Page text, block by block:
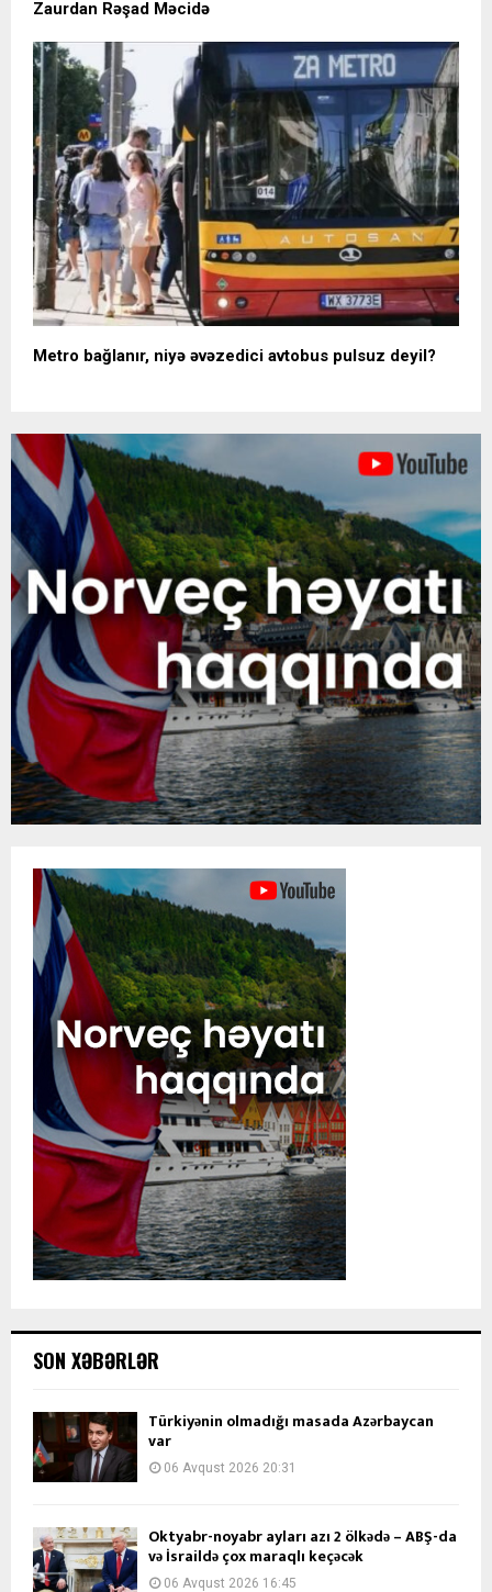
Zaurdan Rəşad Məcidə
Metro bağlanır, niyə əvəzedici avtobus pulsuz deyil?
SON XƏBƏRLƏR
Türkiyənin olmadığı masada Azərbaycan
var
06 Avqust 2026 20:31
Oktyabr-noyabr ayları azı 2 ölkədə – ABŞ-da
və İsraildə çox maraqlı keçəcək
06 Avqust 2026 16:45